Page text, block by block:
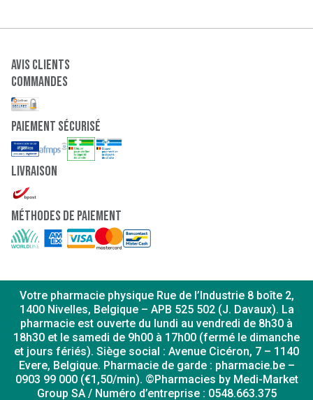
Avis clients
Commandes
paiement sécurisé
Livraison
Méthodes de paiement
Votre pharmacie physique Rue de l’Industrie 8 boîte 2,
1400 Nivelles, Belgique – APB 525 502 (J. Davaux). La
pharmacie est ouverte du lundi au vendredi de 8h30 à
18h30 et le samedi de 9h00 à 17h00 (fermé le dimanche
et jours fériés). Siège social : Avenue Cicéron, 7 – 1140
Evere, Belgique. Pharmacie de garde : pharmacie.be –
0903 99 000 (€1,50/min). ©Pharmacies by Medi-Market
Group SA / Numéro d’entreprise : 0548.663.375